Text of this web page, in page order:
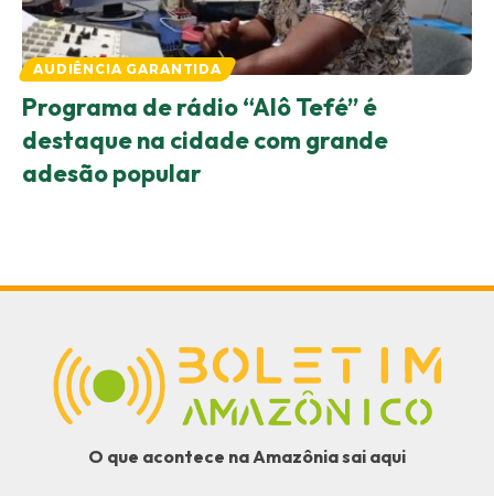
AUDIÊNCIA GARANTIDA
Programa de rádio “Alô Tefé” é
destaque na cidade com grande
adesão popular
O que acontece na Amazônia sai aqui